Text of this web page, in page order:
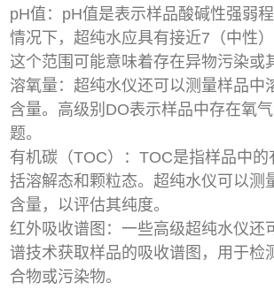
pH值：pH值是表示样品酸碱性强弱
情况下，超纯水应具有接近7（中性
这个范围可能意味着存在异物污染或
溶氧量：超纯水仪还可以测量样品中
含量。高级别DO表示样品中存在氧
题。
有机碳（TOC）：TOC是指样品中
括溶解态和颗粒态。超纯水仪可以测
含量，以评估其纯度。
红外吸收谱图：一些高级超纯水仪还
谱技术获取样品的吸收谱图，用于检
合物或污染物。